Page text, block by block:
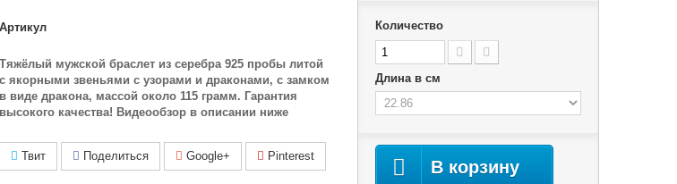
Артикул
Тяжёлый мужской браслет из серебра 925 пробы литой
с якорными звеньями с узорами и драконами, с замком
в виде дракона, массой около 115 грамм. Гарантия
высокого качества! Видеообзор в описании ниже
Твит Поделиться Google+ Pinterest
Количество
Длина в см
В корзину